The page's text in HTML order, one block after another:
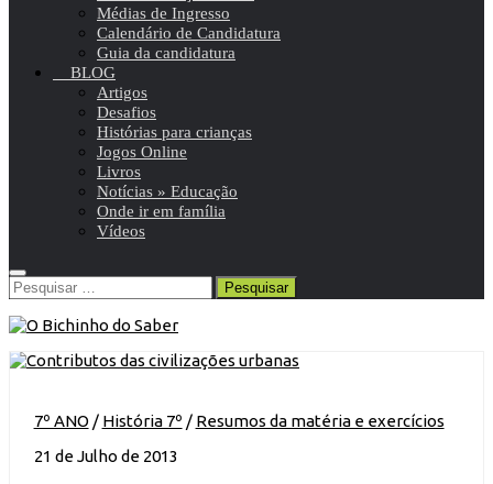
Médias de Ingresso
Calendário de Candidatura
Guia da candidatura
BLOG
Artigos
Desafios
Histórias para crianças
Jogos Online
Livros
Notícias » Educação
Onde ir em família
Vídeos
Pesquisar
por:
7º ANO / História 7º / Resumos da matéria e exercícios
21 de Julho de 2013